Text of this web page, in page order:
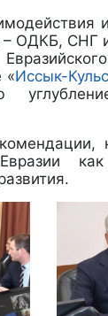
– ОДКБ, СНГ
«Иссык-
как